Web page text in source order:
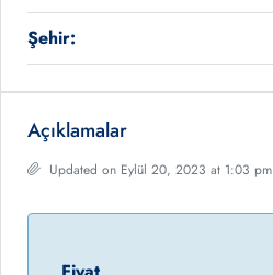
Şehir:
Açıklamalar
Updated on Eylül 20, 2023 at 1:03 pm